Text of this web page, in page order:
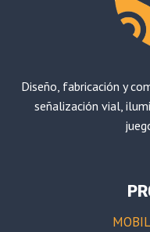
Diseño, fabricación y
señalización vial,